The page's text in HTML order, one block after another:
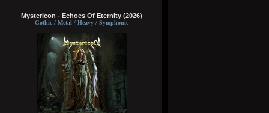
Mystericon - Echoes Of Eternity (2026)
Gothic / Metal / Heavy / Symphonic